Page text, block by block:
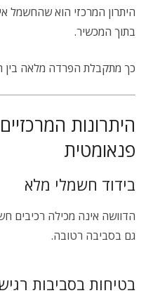
היתרון המרכזי הוא שהחשמל
בתוך המכשיר.
כך מתקבלת הפרדה מלאה
היתרונות
פנאומטית
בידוד חשמלי מלא
הדוושה אינה מכילה רכיבים
גם בסביבה רטובה.
בטיחות בסביבות